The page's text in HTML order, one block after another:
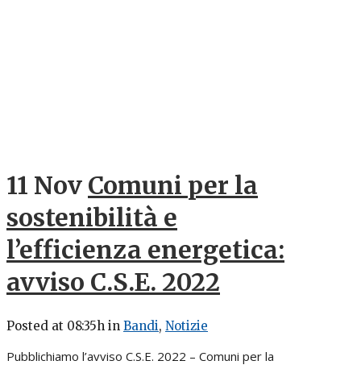
11 Nov Comuni per la
sostenibilità e
l’efficienza energetica:
avviso C.S.E. 2022
Posted at 08:35h in Bandi, Notizie
Pubblichiamo l’avviso C.S.E. 2022 – Comuni per la